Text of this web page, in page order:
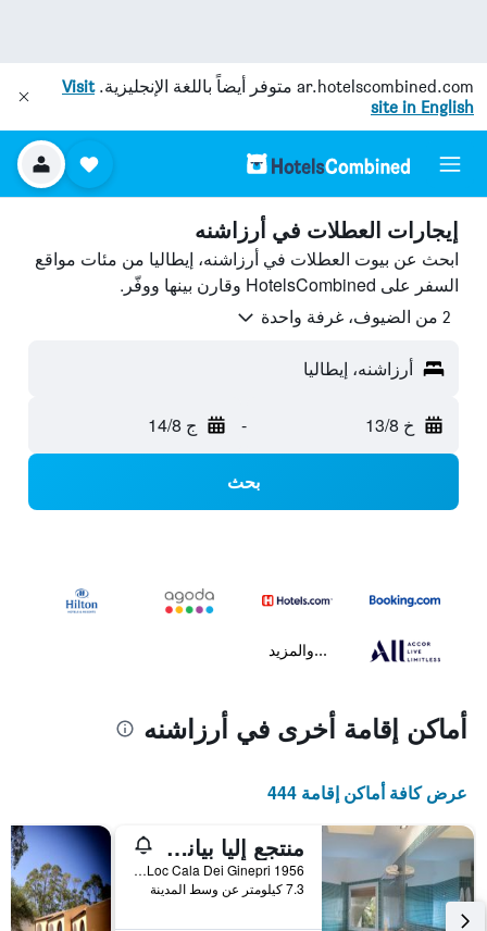
ar.hotelscombined.com متوفر أيضاً باللغة الإنجليزية.Visit
site in English
إيجارات العطلات في أرزاشنه
ابحث عن بيوت العطلات في أرزاشنه، إيطاليا من مئات مواقع
السفر على HotelsCombined وقارن بينها ووفّر.
2 من الضيوف، غرفة واحدة
أرزاشنه، إيطاليا
خ 13/8 - ج 14/8
بحث
...والمزيد
أماكن إقامة أخرى في أرزاشنه
عرض كافة أماكن إقامة 444
منتجع إليا بيانكا لوكجوري
1956 Loc Cala Dei Ginepri, أرزاشنه, سردينيا, إيطاليا
7.3 كيلومتر عن وسط المدينة